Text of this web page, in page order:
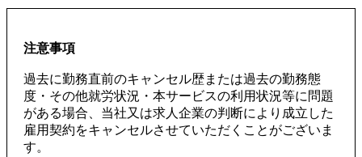
注意事項
過去に勤務直前のキャンセル歴または過去の勤務態
度・その他就労状況・本サービスの利用状況等に問題
がある場合、当社又は求人企業の判断により成立した
雇用契約をキャンセルさせていただくことがございま
す。